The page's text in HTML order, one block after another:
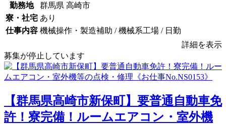
勤務地
群馬県 高崎市
寮・社宅 あり
仕事内容 機械操作・製造補助 / 機械系工場 / 日勤
詳細を表示
募集が停止しています
【群馬県高崎市新保町】要普通自動車免
許！寮完備！ルームエアコン・室外機